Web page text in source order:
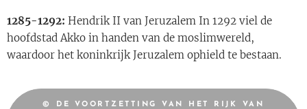
1285-1292: Hendrik II van Jeruzalem In 1292 viel de
hoofdstad Akko in handen van de moslimwereld,
waardoor het koninkrijk Jeruzalem ophield te bestaan.
© DE VOORTZETTING VAN HET RIJK VAN